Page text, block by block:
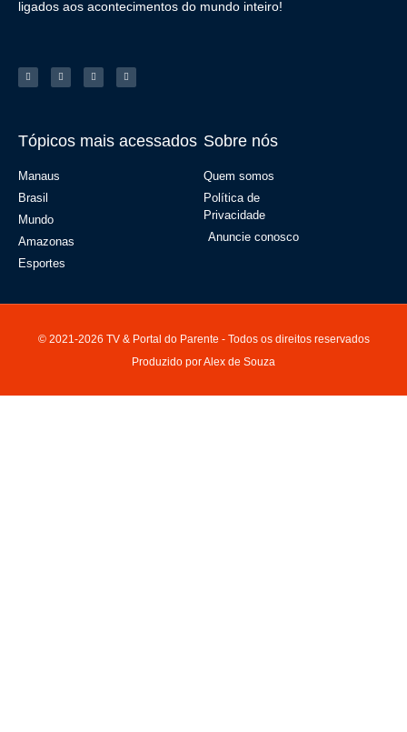
ligados aos acontecimentos do mundo inteiro!
Tópicos mais acessados
Manaus
Brasil
Mundo
Amazonas
Esportes
Sobre nós
Quem somos
Política de
Privacidade
Anuncie conosco
© 2021-2026 TV & Portal do Parente - Todos os direitos reservados
Produzido por Alex de Souza